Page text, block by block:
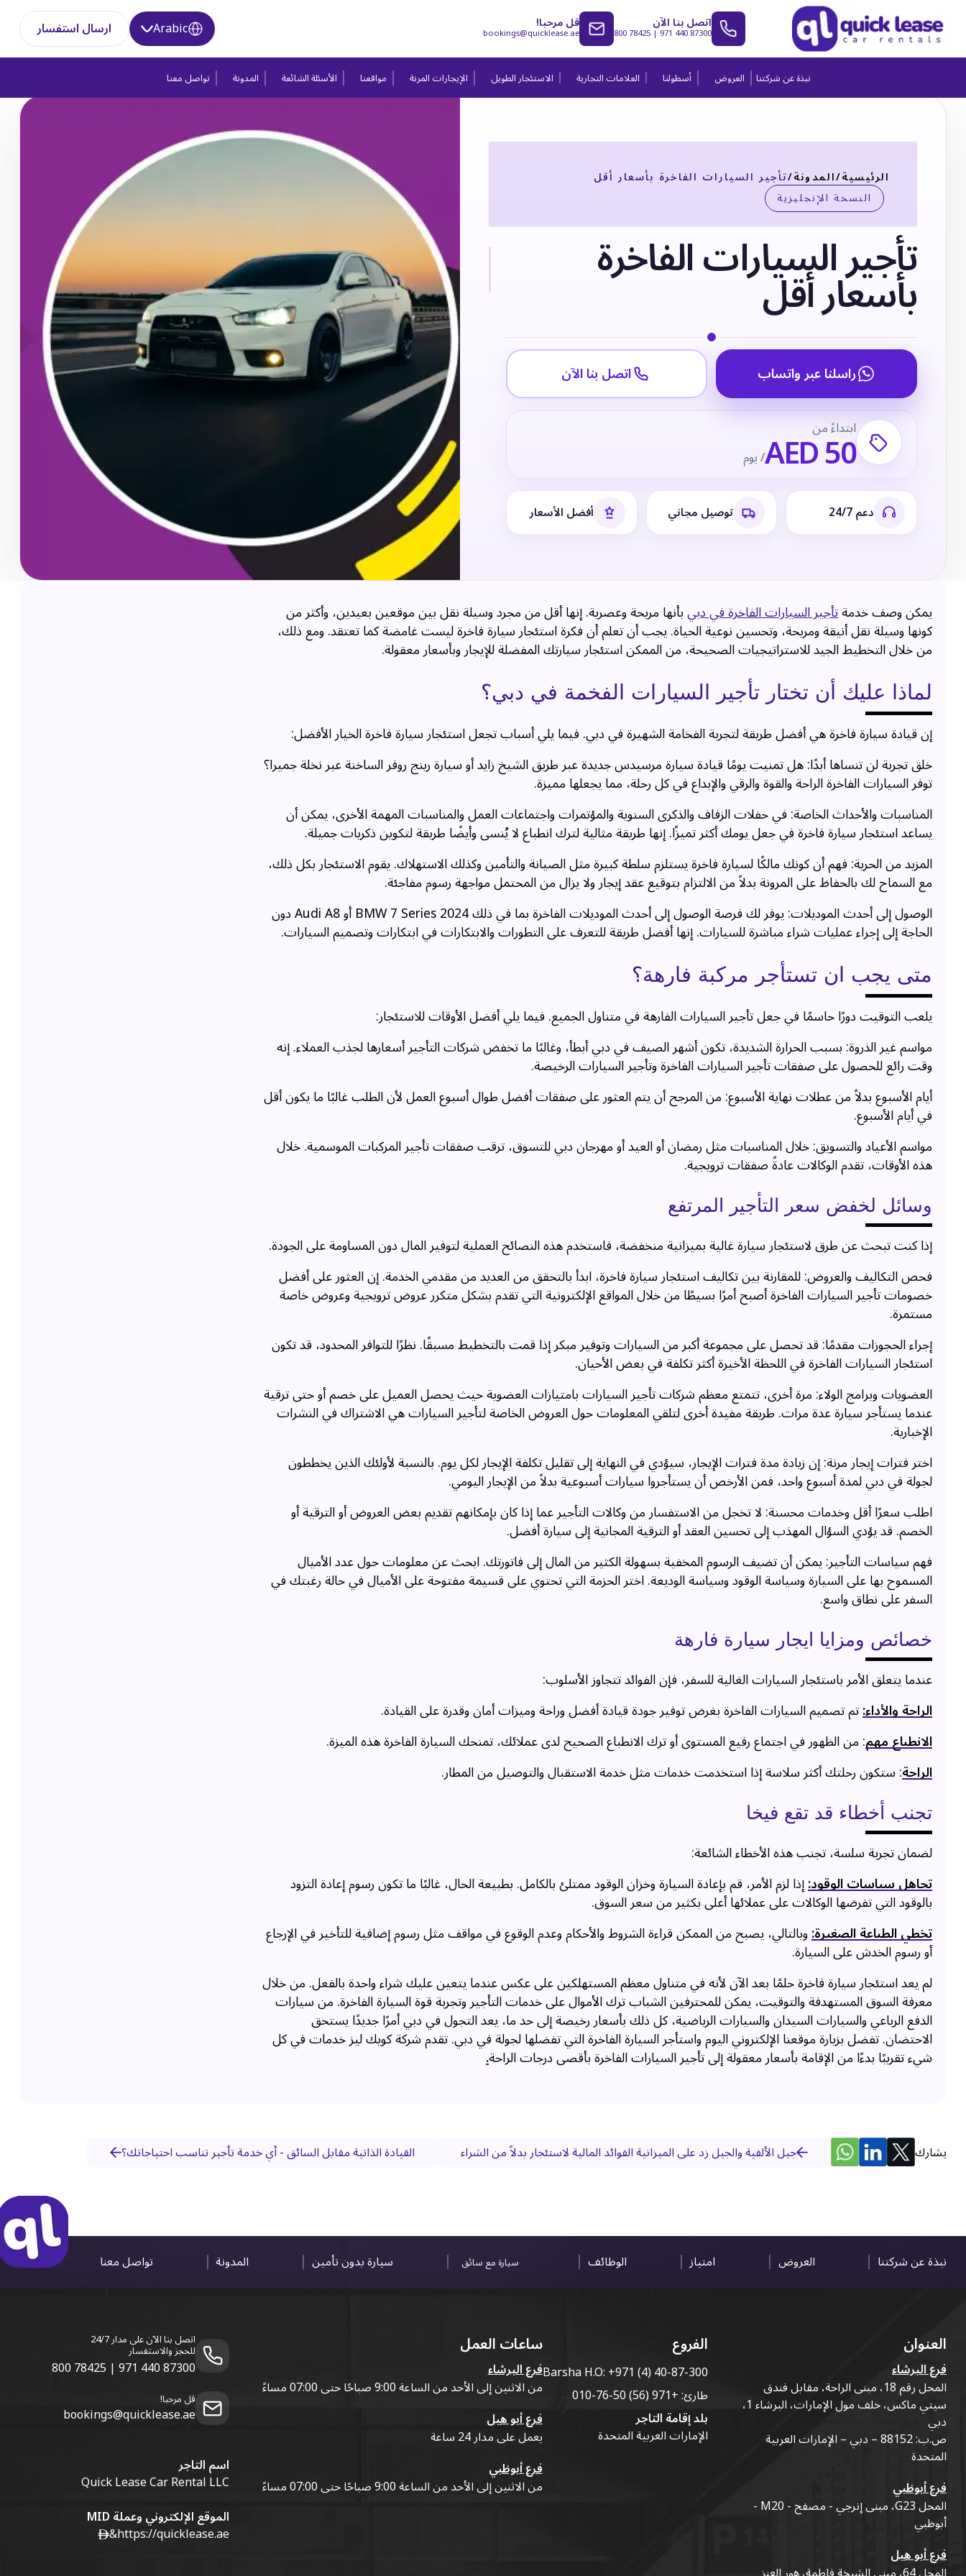
اتصل بنا الآن800 78425 |971 440 87300 قل مرحبا!
bookings@quicklease.ae
Arabic ارسال استفسار
نبذة عن شركتنا العروض أسطولنا العلامات التجارية الاستئجار الطويل الإيجارات المرنة مواقعنا الأسئلة الشائعة المدونة تواصل معنا
الرئيسية/المدونة/تأجير السيارات الفاخرة بأسعار أقل
النسخة الإنجليزية
تأجير السيارات الفاخرة
بأسعار أقل
راسلنا عبر واتساب اتصل بنا الآن
ابتداءً من
AED 50/ يوم
دعم 24/7 توصيل مجاني أفضل الأسعار
يمكن وصف خدمةتأجير السيارات الفاخرة في دبيبأنها مريحة وعصرية. إنها أقل من مجرد وسيلة نقل بين موقعين بعيدين، وأكثر من
كونها وسيلة نقل أنيقة ومريحة، وتحسين نوعية الحياة. يجب أن تعلم أن فكرة استئجار سيارة فاخرة ليست غامضة كما تعتقد. ومع ذلك،
من خلال التخطيط الجيد للاستراتيجيات الصحيحة، من الممكن استئجار سيارتك المفضلة للإيجار وبأسعار معقولة.
لماذا عليك أن تختار تأجير السيارات الفخمة في دبي؟
إن قيادة سيارة فاخرة هي أفضل طريقة لتجربة الفخامة الشهيرة في دبي. فيما يلي أسباب تجعل استئجار سيارة فاخرة الخيار الأفضل:
خلق تجربة لن تنساها أبدًا: هل تمنيت يومًا قيادة سيارة مرسيدس جديدة عبر طريق الشيخ زايد أو سيارة رينج روفر الساخنة عبر نخلة جميرا؟
توفر السيارات الفاخرة الراحة والقوة والرقي والإبداع في كل رحلة، مما يجعلها مميزة.
المناسبات والأحداث الخاصة: في حفلات الزفاف والذكرى السنوية والمؤتمرات واجتماعات العمل والمناسبات المهمة الأخرى، يمكن أن
يساعد استئجار سيارة فاخرة في جعل يومك أكثر تميزًا. إنها طريقة مثالية لترك انطباع لا يُنسى وأيضًا طريقة لتكوين ذكريات جميلة.
المزيد من الحرية: فهم أن كونك مالكًا لسيارة فاخرة يستلزم سلطة كبيرة مثل الصيانة والتأمين وكذلك الاستهلاك. يقوم الاستئجار بكل ذلك،
مع السماح لك بالحفاظ على المرونة بدلاً من الالتزام بتوقيع عقد إيجار ولا يزال من المحتمل مواجهة رسوم مفاجئة.
الوصول إلى أحدث الموديلات: يوفر لك فرصة الوصول إلى أحدث الموديلات الفاخرة بما في ذلك BMW 7 Series 2024 أو Audi A8 دون
الحاجة إلى إجراء عمليات شراء مباشرة للسيارات. إنها أفضل طريقة للتعرف على التطورات والابتكارات في ابتكارات وتصميم السيارات.
متى يجب ان تستأجر مركبة فارهة؟
يلعب التوقيت دورًا حاسمًا في جعل تأجير السيارات الفارهة في متناول الجميع. فيما يلي أفضل الأوقات للاستئجار:
مواسم غير الذروة: بسبب الحرارة الشديدة، تكون أشهر الصيف في دبي أبطأ، وغالبًا ما تخفض شركات التأجير أسعارها لجذب العملاء. إنه
وقت رائع للحصول على صفقات تأجير السيارات الفاخرة وتأجير السيارات الرخيصة.
أيام الأسبوع بدلاً من عطلات نهاية الأسبوع: من المرجح أن يتم العثور على صفقات أفضل طوال أسبوع العمل لأن الطلب غالبًا ما يكون أقل
في أيام الأسبوع.
مواسم الأعياد والتسويق: خلال المناسبات مثل رمضان أو العيد أو مهرجان دبي للتسوق، ترقب صفقات تأجير المركبات الموسمية. خلال
هذه الأوقات، تقدم الوكالات عادةً صفقات ترويجية.
وسائل لخفض سعر التأجير المرتفع
إذا كنت تبحث عن طرق لاستئجار سيارة غالية بميزانية منخفضة، فاستخدم هذه النصائح العملية لتوفير المال دون المساومة على الجودة.
فحص التكاليف والعروض: للمقارنة بين تكاليف استئجار سيارة فاخرة، ابدأ بالتحقق من العديد من مقدمي الخدمة. إن العثور على أفضل
خصومات تأجير السيارات الفاخرة أصبح أمرًا بسيطًا من خلال المواقع الإلكترونية التي تقدم بشكل متكرر عروض ترويجية وعروض خاصة
مستمرة.
إجراء الحجوزات مقدمًا: قد تحصل على مجموعة أكبر من السيارات وتوفير مبكر إذا قمت بالتخطيط مسبقًا. نظرًا للتوافر المحدود، قد تكون
استئجار السيارات الفاخرة في اللحظة الأخيرة أكثر تكلفة في بعض الأحيان.
العضويات وبرامج الولاء: مرة أخرى، تتمتع معظم شركات تأجير السيارات بامتيازات العضوية حيث يحصل العميل على خصم أو حتى ترقية
عندما يستأجر سيارة عدة مرات. طريقة مفيدة أخرى لتلقي المعلومات حول العروض الخاصة لتأجير السيارات هي الاشتراك في النشرات
الإخبارية.
اختر فترات إيجار مرنة: إن زيادة مدة فترات الإيجار، سيؤدي في النهاية إلى تقليل تكلفة الإيجار لكل يوم. بالنسبة لأولئك الذين يخططون
لجولة في دبي لمدة أسبوع واحد، فمن الأرخص أن يستأجروا سيارات أسبوعية بدلاً من الإيجار اليومي.
اطلب سعرًا أقل وخدمات محسنة: لا تخجل من الاستفسار من وكالات التأجير عما إذا كان بإمكانهم تقديم بعض العروض أو الترقية أو
الخصم. قد يؤدي السؤال المهذب إلى تحسين العقد أو الترقية المجانية إلى سيارة أفضل.
فهم سياسات التأجير: يمكن أن تضيف الرسوم المخفية بسهولة الكثير من المال إلى فاتورتك. ابحث عن معلومات حول عدد الأميال
المسموح بها على السيارة وسياسة الوقود وسياسة الوديعة. اختر الحزمة التي تحتوي على قسيمة مفتوحة على الأميال في حالة رغبتك في
السفر على نطاق واسع.
خصائص ومزايا ايجار سيارة فارهة
عندما يتعلق الأمر باستئجار السيارات الغالية للسفر، فإن الفوائد تتجاوز الأسلوب:
الراحة والأداء:تم تصميم السيارات الفاخرة بغرض توفير جودة قيادة أفضل وراحة وميزات أمان وقدرة على القيادة.
الانطباع مهم: من الظهور في اجتماع رفيع المستوى أو ترك الانطباع الصحيح لدى عملائك، تمنحك السيارة الفاخرة هذه الميزة.
الراحة: ستكون رحلتك أكثر سلاسة إذا استخدمت خدمات مثل خدمة الاستقبال والتوصيل من المطار.
تجنب أخطاء قد تقع فيخا
لضمان تجربة سلسة، تجنب هذه الأخطاء الشائعة:
تجاهل سياسات الوقود:إذا لزم الأمر، قم بإعادة السيارة وخزان الوقود ممتلئ بالكامل. بطبيعة الحال، غالبًا ما تكون رسوم إعادة التزود
بالوقود التي تفرضها الوكالات على عملائها أعلى بكثير من سعر السوق.
تخطي الطباعة الصغيرة:وبالتالي، يصبح من الممكن قراءة الشروط والأحكام وعدم الوقوع في مواقف مثل رسوم إضافية للتأخير في الإرجاع
أو رسوم الخدش على السيارة.
لم يعد استئجار سيارة فاخرة حلمًا بعد الآن لأنه في متناول معظم المستهلكين على عكس عندما يتعين عليك شراء واحدة بالفعل. من خلال
معرفة السوق المستهدفة والتوقيت، يمكن للمحترفين الشباب ترك الأموال على خدمات التأجير وتجربة قوة السيارة الفاخرة. من سيارات
الدفع الرباعي والسيارات السيدان والسيارات الرياضية، كل ذلك بأسعار رخيصة إلى حد ما، يعد التجول في دبي أمرًا جديدًا يستحق
الاحتضان. تفضل بزيارة موقعنا الإلكتروني اليوم واستأجر السيارة الفاخرة التي تفضلها لجولة في دبي. تقدم شركة كويك ليز خدمات في كل
شيء تقريبًا بدءًا من الإقامة بأسعار معقولة إلى تأجير السيارات الفاخرة بأقصى درجات الراحة.
يشارك جيل الألفية والجيل زد على الميزانية الفوائد المالية لاستئجار بدلاً من الشراء القيادة الذاتية مقابل السائق - أي خدمة تأجير تناسب احتياجاتك؟
نبذة عن شركتنا العروض امتياز الوظائف سيارة مع سائق سيارة بدون تأمين المدونة تواصل معنا
العنوان
فرع البرشاء
المحل رقم 18، مبنى الراحة، مقابل فندق
سيتي ماكس، خلف مول الإمارات، البرشاء 1،
دبي
ص.ب: 88152 – دبي – الإمارات العربية
المتحدة
فرع أبوظبي
المحل G23، مبنى إنرجي - مصفح - M20 -
أبوظبي
فرع أبو هيل
الفروع
Barsha H.O:+971 (4) 40-87-300
طارئ:+971 (56) 50-76-010
بلد إقامة التاجر
الإمارات العربية المتحدة
ساعات العمل
فرع البرشاء
من الاثنين إلى الأحد من الساعة 9:00 صباحًا حتى 07:00 مساءً
فرع أبو هيل
يعمل على مدار 24 ساعة
فرع أبوظبي
من الاثنين إلى الأحد من الساعة 9:00 صباحًا حتى 07:00 مساءً
اتصل بنا الآن على مدار 24/7
للحجز والاستفسار
800 78425 | 971 440 87300
قل مرحبا!
bookings@quicklease.ae
اسم التاجر
Quick Lease Car Rental LLC
الموقع الإلكتروني وعملة MID
https://quicklease.ae
&